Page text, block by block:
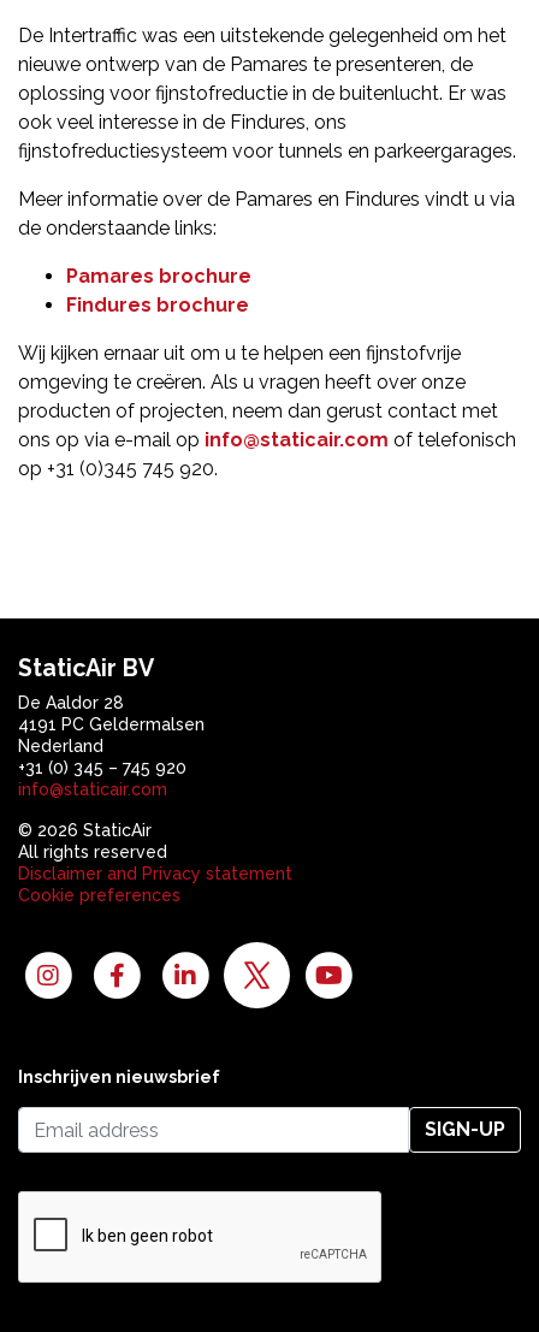
De Intertraffic was een uitstekende gelegenheid om het
nieuwe ontwerp van de Pamares te presenteren, de
oplossing voor fijnstofreductie in de buitenlucht. Er was
ook veel interesse in de Findures, ons
fijnstofreductiesysteem voor tunnels en parkeergarages.
Meer informatie over de Pamares en Findures vindt u via
de onderstaande links:
Pamares brochure
Findures brochure
Wij kijken ernaar uit om u te helpen een fijnstofvrije
omgeving te creëren. Als u vragen heeft over onze
producten of projecten, neem dan gerust contact met
ons op via e-mail op info@staticair.com of telefonisch
op +31 (0)345 745 920.
StaticAir BV
De Aaldor 28
4191 PC Geldermalsen
Nederland
+31 (0) 345 – 745 920
info@staticair.com
© 2026 StaticAir
All rights reserved
Disclaimer and Privacy statement
Cookie preferences
Inschrijven nieuwsbrief
SIGN-UP